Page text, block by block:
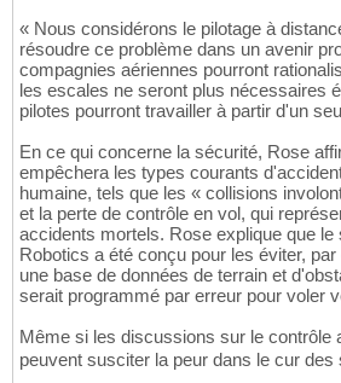
« Nous considérons le pilotage à
résoudre ce problème dans un avenir
compagnies aériennes pourront
les escales ne seront plus nécessaires
pilotes pourront travailler à partir d'un
En ce qui concerne la sécurité, Rose
empêchera les types courants
humaine, tels que les « collisions
et la perte de contrôle en vol, qui
accidents mortels. Rose explique que le
Robotics a été conçu pour les éviter,
une base de données de terrain et
serait programmé par erreur pour voler
Même si les discussions sur le contrôle
peuvent susciter la peur dans le cur des